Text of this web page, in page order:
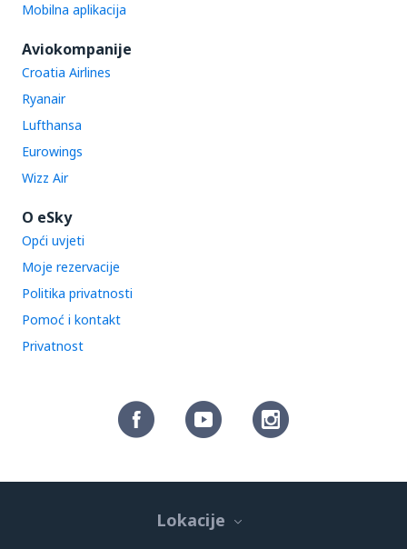
Mobilna aplikacija
Aviokompanije
Croatia Airlines
Ryanair
Lufthansa
Eurowings
Wizz Air
O eSky
Opći uvjeti
Moje rezervacije
Politika privatnosti
Pomoć i kontakt
Privatnost
Lokacije